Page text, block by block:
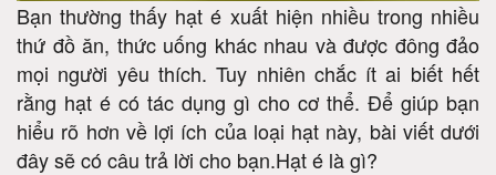
Bạn thường thấy hạt é xuất hiện nhiều trong nhiều
thứ đồ ăn, thức uống khác nhau và được đông đảo
mọi người yêu thích. Tuy nhiên chắc ít ai biết hết
rằng hạt é có tác dụng gì cho cơ thể. Để giúp bạn
hiểu rõ hơn về lợi ích của loại hạt này, bài viết dưới
đây sẽ có câu trả lời cho bạn.Hạt é là gì?